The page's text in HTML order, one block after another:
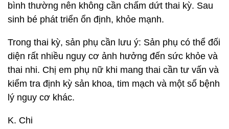
bình thường nên không cần chấm dứt thai kỳ. Sau
sinh bé phát triển ổn định, khỏe mạnh.
Trong thai kỳ, sản phụ cần lưu ý: Sản phụ có thể đối
diện rất nhiều nguy cơ ảnh hưởng đến sức khỏe và
thai nhi. Chị em phụ nữ khi mang thai cần tư vấn và
kiểm tra định kỳ sản khoa, tim mạch và một số bệnh
lý nguy cơ khác.
K. Chi